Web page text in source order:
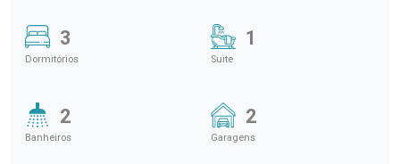
3
Dormitórios
1
Suite
2
Banheiros
2
Garagens